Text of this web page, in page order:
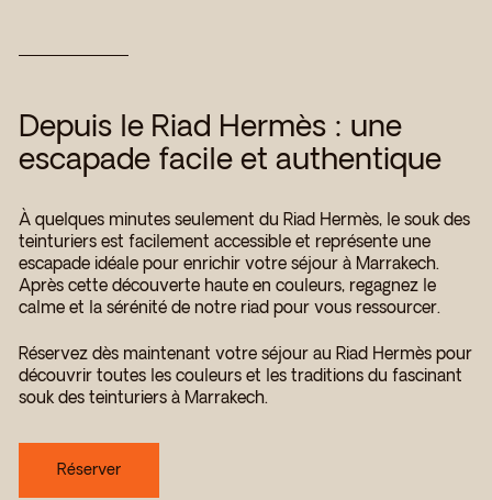
Depuis le Riad Hermès : une
escapade facile et authentique
À quelques minutes seulement du Riad Hermès, le souk des
teinturiers est facilement accessible et représente une
escapade idéale pour enrichir votre séjour à Marrakech.
Après cette découverte haute en couleurs, regagnez le
calme et la sérénité de notre riad pour vous ressourcer.
Réservez dès maintenant votre séjour au Riad Hermès pour
découvrir toutes les couleurs et les traditions du fascinant
souk des teinturiers à Marrakech.
Réserver